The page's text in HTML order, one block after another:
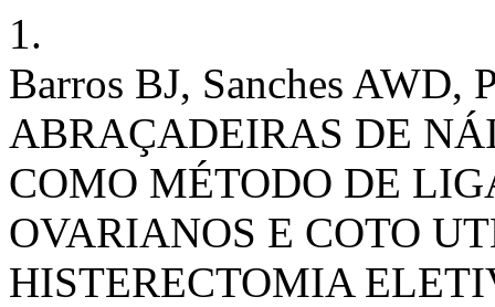
1.
Barros BJ, Sanches
ABRAÇADEIRAS DE
COMO MÉTODO DE
OVARIANOS E COTO
HISTERECTOMIA